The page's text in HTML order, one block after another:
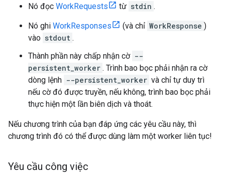
Nó đọc WorkRequests từ stdin .
Nó ghi WorkResponses (và chỉ WorkResponse )
vào stdout .
Thành phần này chấp nhận cờ --
persistent_worker . Trình bao bọc phải nhận ra cờ
dòng lệnh --persistent_worker và chỉ tự duy trì
nếu cờ đó được truyền, nếu không, trình bao bọc phải
thực hiện một lần biên dịch và thoát.
Nếu chương trình của bạn đáp ứng các yêu cầu này, thì
chương trình đó có thể được dùng làm một worker liên tục!
Yêu cầu công việc